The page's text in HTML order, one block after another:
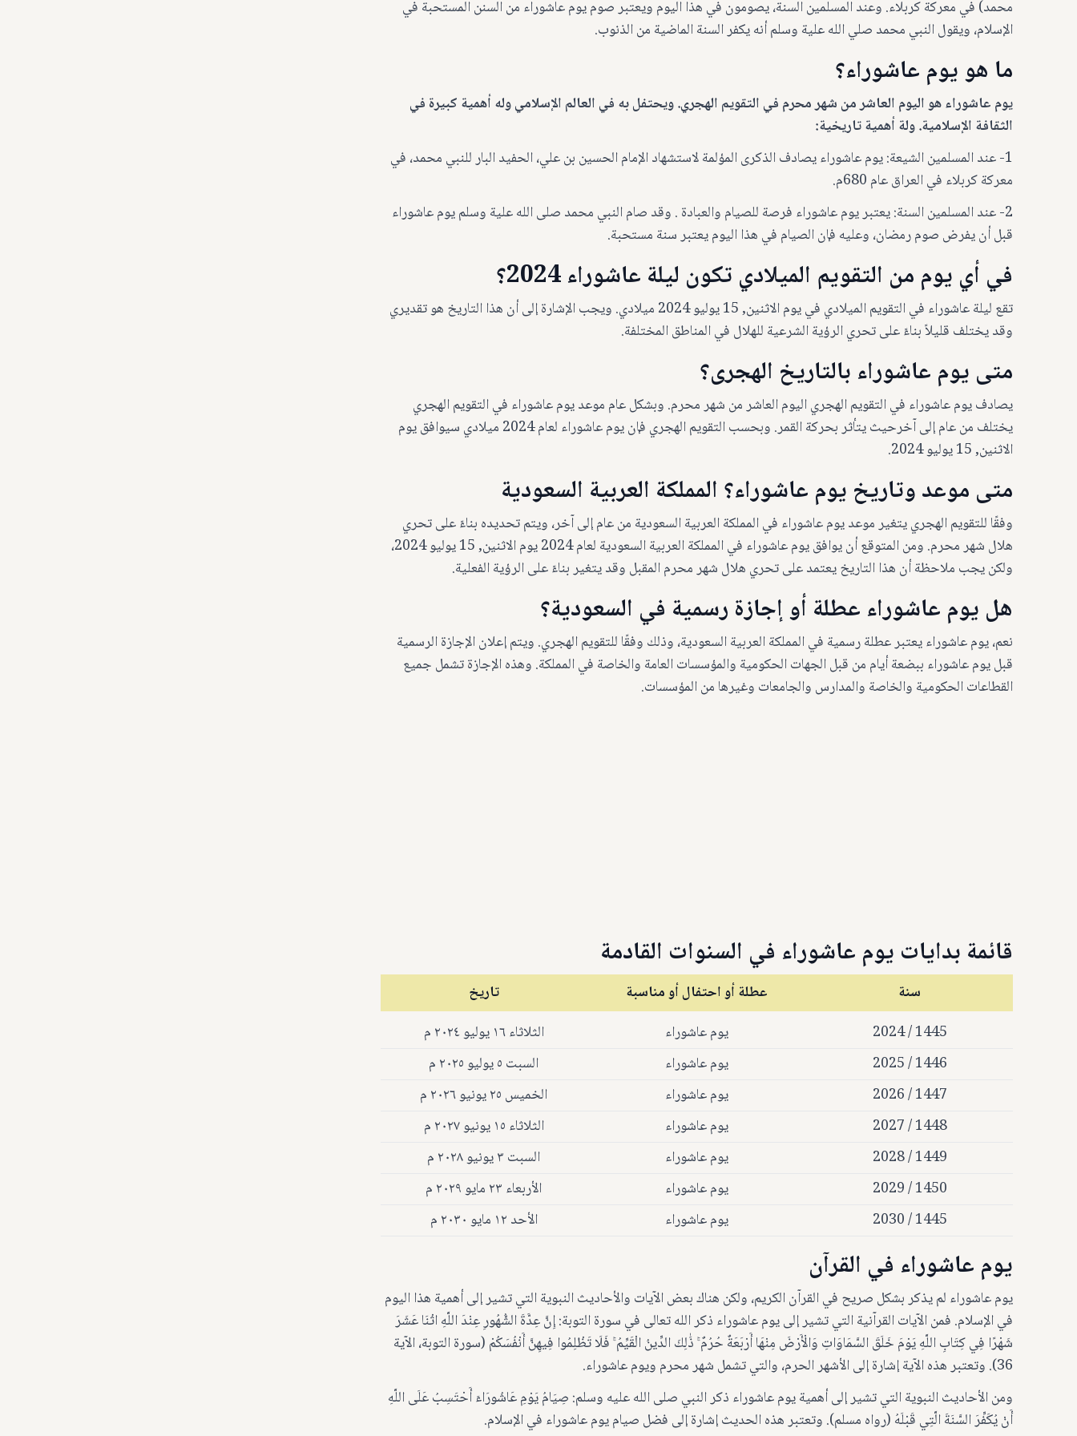
محمد) في معركة كربلاء. وعند المسلمين السنة، يصومون في هذا اليوم ويعتبر صوم يوم عاشوراء من السنن المستحبة في
الإسلام، ويقول النبي محمد صلي الله علية وسلم أنه يكفر السنة الماضية من الذنوب.
ما هو يوم عاشوراء؟
يوم عاشوراء هو اليوم العاشر من شهر محرم في التقويم الهجري. ويحتفل به في العالم الإسلامي وله أهمية كبيرة في
الثقافة الإسلامية. ولة أهمية تاريخية:
1- عند المسلمين الشيعة: يوم عاشوراء يصادف الذكرى المؤلمة لاستشهاد الإمام الحسين بن علي، الحفيد البار للنبي محمد، في
معركة كربلاء في العراق عام 680م.
2- عند المسلمين السنة: يعتبر يوم عاشوراء فرصة للصيام والعبادة . وقد صام النبي محمد صلى الله علية وسلم يوم عاشوراء
قبل أن يفرض صوم رمضان، وعليه فإن الصيام في هذا اليوم يعتبر سنة مستحبة.
في أي يوم من التقويم الميلادي تكون ليلة عاشوراء 2024؟
تقع ليلة عاشوراء في التقويم الميلادي في يوم الاثنين, 15 يوليو 2024 ميلادي. ويجب الإشارة إلى أن هذا التاريخ هو تقديري
وقد يختلف قليلاً بناءً على تحري الرؤية الشرعية للهلال في المناطق المختلفة.
متى يوم عاشوراء بالتاريخ الهجرى؟
يصادف يوم عاشوراء في التقويم الهجري اليوم العاشر من شهر محرم. وبشكل عام موعد يوم عاشوراء في التقويم الهجري
يختلف من عام إلى آخرحيث يتأثر بحركة القمر. وبحسب التقويم الهجري فإن يوم عاشوراء لعام 2024 ميلادي سيوافق يوم
الاثنين, 15 يوليو 2024.
متى موعد وتاريخ يوم عاشوراء؟ المملكة العربية السعودية
وفقًا للتقويم الهجري يتغير موعد يوم عاشوراء في المملكة العربية السعودية من عام إلى آخر، ويتم تحديده بناءً على تحري
هلال شهر محرم. ومن المتوقع أن يوافق يوم عاشوراء في المملكة العربية السعودية لعام 2024 يوم الاثنين, 15 يوليو 2024،
ولكن يجب ملاحظة أن هذا التاريخ يعتمد على تحري هلال شهر محرم المقبل وقد يتغير بناءً على الرؤية الفعلية.
هل يوم عاشوراء عطلة أو إجازة رسمية في السعودية؟
نعم، يوم عاشوراء يعتبر عطلة رسمية في المملكة العربية السعودية، وذلك وفقًا للتقويم الهجري. ويتم إعلان الإجازة الرسمية
قبل يوم عاشوراء ببضعة أيام من قبل الجهات الحكومية والمؤسسات العامة والخاصة في المملكة. وهذه الإجازة تشمل جميع
القطاعات الحكومية والخاصة والمدارس والجامعات وغيرها من المؤسسات.
قائمة بدايات يوم عاشوراء في السنوات القادمة
سنة عطلة أو احتفال أو مناسبة
تاريخ
1445 / 2024
يوم عاشوراء
الثلاثاء ١٦ يوليو ٢٠٢٤ م
1446 / 2025
يوم عاشوراء
السبت ٥ يوليو ٢٠٢٥ م
1447 / 2026
يوم عاشوراء
الخميس ٢٥ يونيو ٢٠٢٦ م
1448 / 2027
يوم عاشوراء
الثلاثاء ١٥ يونيو ٢٠٢٧ م
1449 / 2028
يوم عاشوراء
السبت ٣ يونيو ٢٠٢٨ م
1450 / 2029
يوم عاشوراء
الأربعاء ٢٣ مايو ٢٠٢٩ م
1445 / 2030
يوم عاشوراء الأحد ١٢ مايو ٢٠٣٠ م
يوم عاشوراء في القرآن
يوم عاشوراء لم يذكر بشكل صريح في القرآن الكريم، ولكن هناك بعض الآيات والأحاديث النبوية التي تشير إلى أهمية هذا اليوم
في الإسلام. فمن الآيات القرآنية التي تشير إلى يوم عاشوراء ذكر الله تعالى في سورة التوبة: إِنَّ عِدَّةَ الشُّهُورِ عِنْدَ اللَّهِ اثْنَا عَشَرَ
شَهْرًا فِي كِتَابِ اللَّهِ يَوْمَ خَلَقَ السَّمَاوَاتِ وَالْأَرْضَ مِنْهَا أَرْبَعَةٌ حُرُمٌ ۚ ذَٰلِكَ الدِّينُ الْقَيِّمُ ۚ فَلَا تَظْلِمُوا فِيهِنَّ أَنْفُسَكُمْ (سورة التوبة، الآية
36). وتعتبر هذه الآية إشارة إلى الأشهر الحرم، والتي تشمل شهر محرم ويوم عاشوراء.
ومن الأحاديث النبوية التي تشير إلى أهمية يوم عاشوراء ذكر النبي صلى الله عليه وسلم: صِيَامُ يَوْمِ عَاشُورَاءَ أَحْتَسِبُ عَلَى اللَّهِ
أَنْ يُكَفِّرَ السَّنَةَ الَّتِي قَبْلَهُ (رواه مسلم). وتعتبر هذه الحديث إشارة إلى فضل صيام يوم عاشوراء في الإسلام.